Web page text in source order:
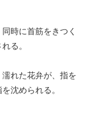
時に首筋をきつく
る。
れた花弁が、指を
沈められる。